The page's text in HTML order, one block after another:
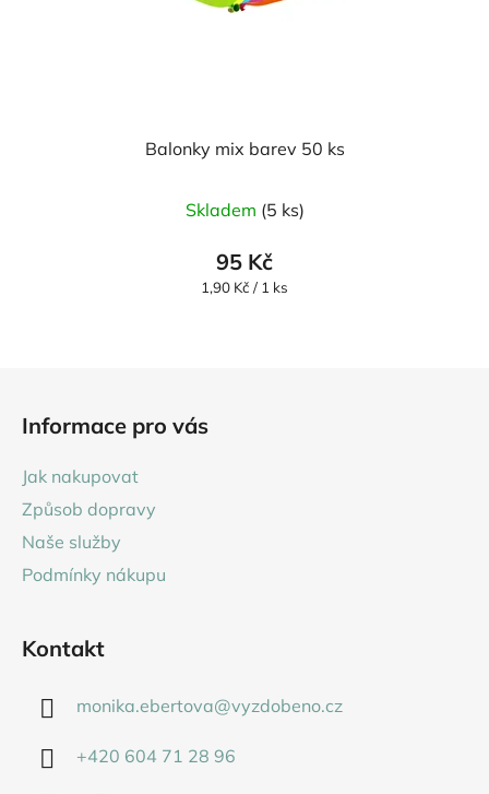
Balonky mix barev 50 ks
hodnocení
produktu
je
Skladem (5 ks)
95 Kč
Měrná
1,90 Kč / 1 ks
Informace pro vás
Jak nakupovat
Způsob dopravy
Naše služby
Podmínky nákupu
Kontakt
monika.ebertova@vyzdobeno.cz
+420 604 71 28 96